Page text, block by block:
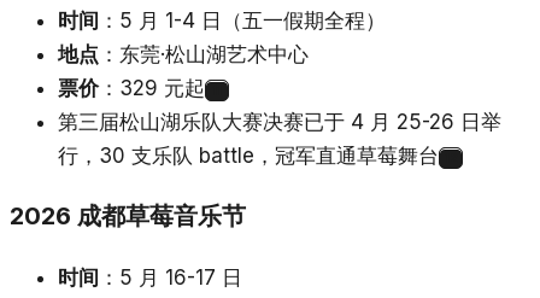
时间 ：5 月 1-4 日（五一假期全程）
地点 ：东莞·松山湖艺术中心
票价：329 元起
第三届松山湖乐队大赛决赛已于 4 月 25-26 日举
行，30 支乐队 battle，冠军直通草莓舞台
2026 成都草莓音乐节
时间 ：5 月 16-17 日